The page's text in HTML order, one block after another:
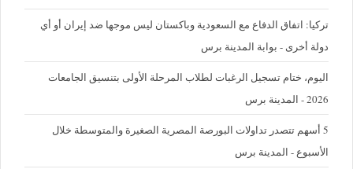
تركيا: اتفاق الدفاع مع السعودية وباكستان ليس موجها ضد إيران أو أي
دولة أخرى - بوابة المدينة برس
اليوم، ختام تسجيل الرغبات لطلاب المرحلة الأولى بتنسيق الجامعات
2026 - المدينة برس
5 أسهم تتصدر تداولات البورصة المصرية الصغيرة والمتوسطة خلال
الأسبوع - المدينة برس